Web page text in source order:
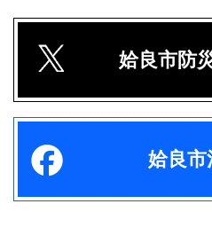
姶良市防
姶良市